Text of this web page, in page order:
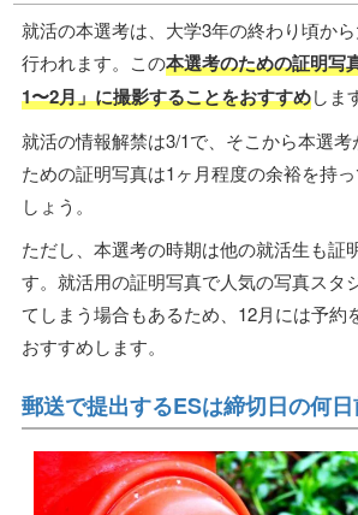
就活の本選考は、大学3年の終わり頃か
行われます。この本選考のための証明写
1〜2月」に撮影することをおすすめしま
就活の情報解禁は3/1で、そこから本選
ための証明写真は1ヶ月程度の余裕を持
しょう。
ただし、本選考の時期は他の就活生も証
す。就活用の証明写真で人気の写真スタ
てしまう場合もあるため、12月には予約
おすすめします。
郵送で提出するESは締切日の何